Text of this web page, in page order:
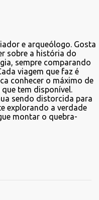
e arqueólogo. Gosta
sobre a história do
sempre comparando
viagem que faz é
conhecer o máximo de
tem disponível.
sendo distorcida para
explorando a verdade
montar o quebra-